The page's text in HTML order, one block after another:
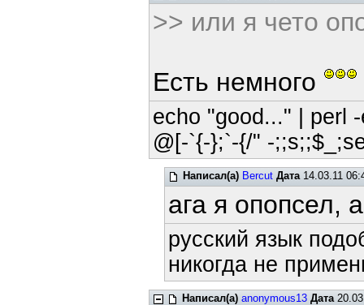
>> или я чето
Есть немного
echo "good..." | perl
@[-`{-};`-{/" -
Написал(а) Bercut Дата14.03.11
ага я опопсел,
русский язык
никогда не
Написал(а) anonymous13 Дата